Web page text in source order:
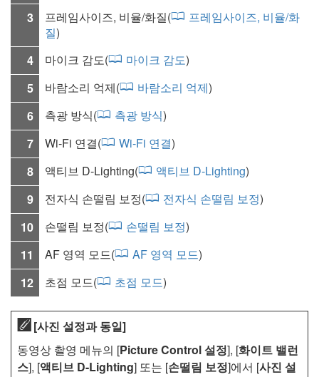
3
프레임사이즈, 비율/화질(
프레임사이즈, 비율/화
질)
4
마이크 감도( 마이크 감도)
5
바람소리 억제( 바람소리 억제)
6
측광 방식( 측광 방식)
7
Wi‑Fi 연결( Wi‑Fi 연결)
8
액티브 D‑Lighting( 액티브 D‑Lighting)
9
전자식 손떨림 보정( 전자식 손떨림 보정)
10
손떨림 보정( 손떨림 보정)
11
AF 영역 모드( AF 영역 모드)
12
초점 모드( 초점 모드)
[사진 설정과 동일]
동영상 촬영 메뉴의 [Picture Control 설정], [화이트 밸런
스], [액티브 D-Lighting] 또는 [손떨림 보정]에서 [사진 설